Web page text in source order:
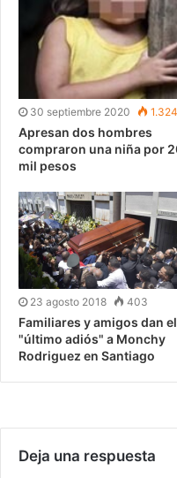
30 septiembre 2020 1.324
Apresan dos hombres
compraron una niña por
mil pesos
23 agosto 2018 403
Familiares y amigos dan el
"último adiós" a Monchy
Rodriguez en Santiago
Deja una respuesta